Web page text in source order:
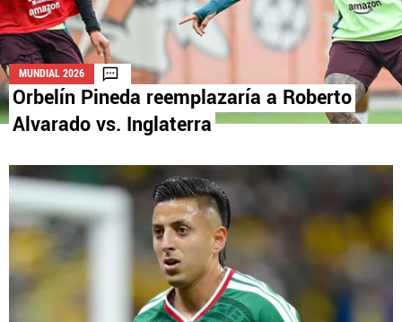
MUNDIAL 2026
Orbelín Pineda reemplazaría a Roberto
Alvarado vs. Inglaterra